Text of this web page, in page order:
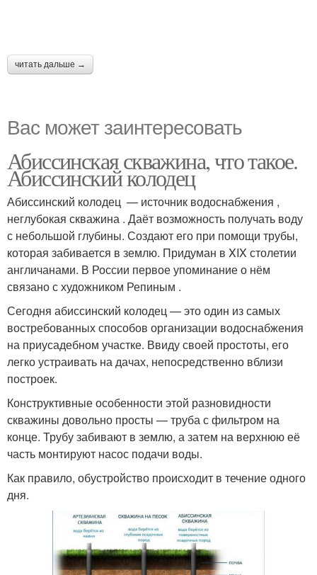
читать дальше →
Вас может заинтересовать
Абиссинская скважина, что такое.
Абиссинский колодец
Абиссинский колодец — источник водоснабжения ,
неглубокая скважина . Даёт возможность получать воду
с небольшой глубины. Создают его при помощи трубы,
которая забивается в землю. Придуман в XIX столетии
англичанами. В России первое упоминание о нём
связано с художником Репиным .
Сегодня абиссинский колодец — это один из самых
востребованных способов организации водоснабжения
на приусадебном участке. Ввиду своей простоты, его
легко устраивать на дачах, непосредственно вблизи
построек.
Конструктивные особенности этой разновидности
скважины довольно просты — труба с фильтром на
конце. Трубу забивают в землю, а затем на верхнюю её
часть монтируют насос подачи воды.
Как правило, обустройство происходит в течение одного
дня.